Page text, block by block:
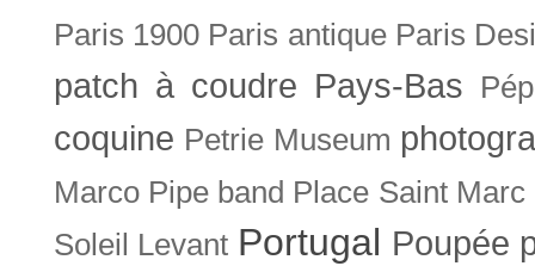
Paris 1900 Paris antique Paris
patch à coudre Pays-Bas
coquine Petrie Museum
Marco Pipe band Place Saint Marc
Soleil Levant Portugal Poupée